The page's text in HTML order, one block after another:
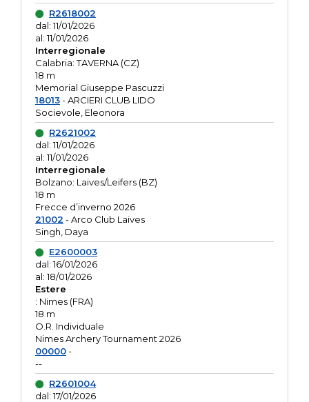
R2618002
dal: 11/01/2026
al: 11/01/2026
Interregionale
Calabria: TAVERNA (CZ)
18 m
Memorial Giuseppe Pascuzzi
18013- ARCIERI CLUB LIDO
Socievole, Eleonora
R2621002
dal: 11/01/2026
al: 11/01/2026
Interregionale
Bolzano: Laives/Leifers (BZ)
18 m
Frecce d’inverno 2026
21002 - Arco Club Laives
Singh, Daya
E2600003
dal: 16/01/2026
al: 18/01/2026
Estere
: Nimes (FRA)
18 m
O.R. Individuale
Nimes Archery Tournament 2026
00000-
--
R2601004
dal: 17/01/2026